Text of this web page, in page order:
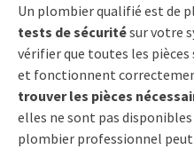
Un plombier qualifié est de
tests de sécuritésur votre
vérifier que toutes les
et fonctionnent
trouver les pièces
elles ne sont pas
plombier professionnel peut